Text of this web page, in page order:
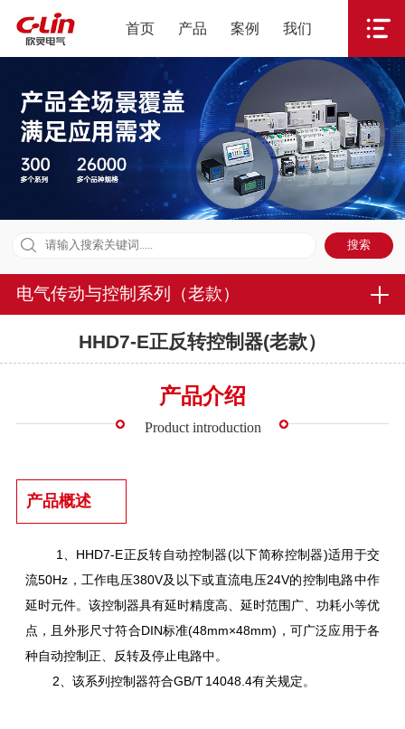
首页 产品 案例 我们
电气传动与控制系列（老款）
HHD7-E正反转控制器(老款）
产品介绍
Product introduction
产品概述
1、HHD7-E正反转自动控制器(以下简称控制器)适用于交
流50Hz，工作电压380V及以下或直流电压24V的控制电路中作
延时元件。该控制器具有延时精度高、延时范围广、功耗小等优
点，且外形尺寸符合DIN标准(48mm×48mm)，可广泛应用于各
种自动控制正、反转及停止电路中。
2、该系列控制器符合GB/T 14048.4有关规定。